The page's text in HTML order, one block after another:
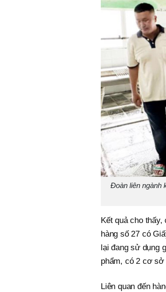
Đoàn liên ngành
Kết quả cho
hàng số 27 có
lại đang sử dụng
phẩm, có 2 cơ
Liên quan đến